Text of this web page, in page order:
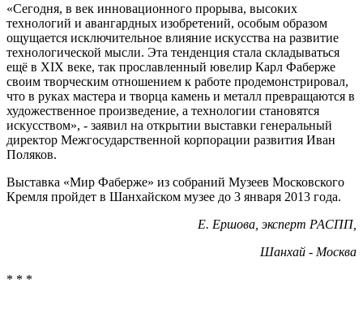
«Сегодня, в век инновационного прорыва, высоких
технологий и авангардных изобретений, особым образом
ощущается исключительное влияние искусства на развитие
технологической мысли. Эта тенденция стала складываться
ещё в XIX веке, так прославленный ювелир Карл Фаберже
своим творческим отношением к работе продемонстрировал,
что в руках мастера и творца камень и металл превращаются в
художественное произведение, а технологии становятся
искусством», - заявил на открытии выставки генеральный
директор Межгосударственной корпорации развития Иван
Поляков.
Выставка «Мир Фаберже» из собраний Музеев Московского
Кремля пройдет в Шанхайском музее до 3 января 2013 года.
Е. Ершова, эксперт РАСПП,
Шанхай - Москва
* * *